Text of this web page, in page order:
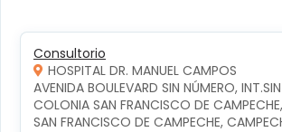
Consultorio
HOSPITAL DR. MANUEL CAMPOS
AVENIDA BOULEVARD SIN NÚMERO,
COLONIA SAN FRANCISCO DE
SAN FRANCISCO DE CAMPECHE,